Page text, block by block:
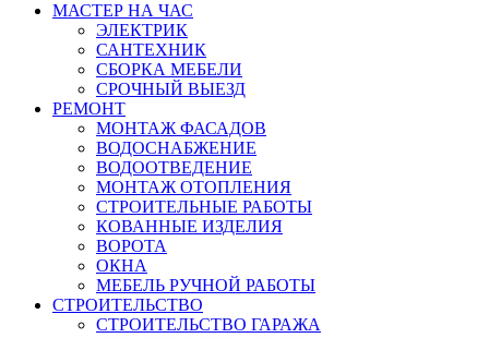
МАСТЕР НА ЧАС
ЭЛЕКТРИК
САНТЕХНИК
СБОРКА МЕБЕЛИ
СРОЧНЫЙ ВЫЕЗД
РЕМОНТ
МОНТАЖ ФАСАДОВ
ВОДОСНАБЖЕНИЕ
ВОДООТВЕДЕНИЕ
МОНТАЖ ОТОПЛЕНИЯ
СТРОИТЕЛЬНЫЕ РАБОТЫ
КОВАННЫЕ ИЗДЕЛИЯ
ВОРОТА
ОКНА
МЕБЕЛЬ РУЧНОЙ РАБОТЫ
СТРОИТЕЛЬСТВО
СТРОИТЕЛЬСТВО ГАРАЖА